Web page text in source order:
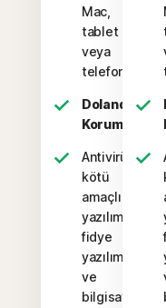
Mac,
tablet
veya
telefon
Dolandırıcılık
Koruması
Antivirüs,
kötü
amaçlı
yazılım,
fidye
yazılımı
ve
bilgisayar